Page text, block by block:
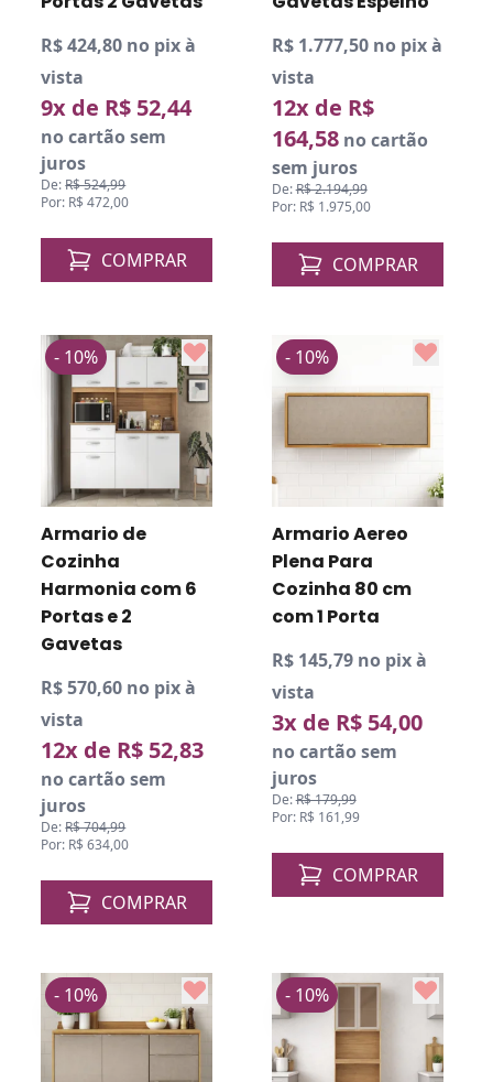
R$ 424,80 no pix à
vista
9x de R$ 52,44
no cartão sem
juros
De:R$ 524,99
Por: R$ 472,00
COMPRAR
R$ 1.777,50 no pix à
vista
12x de R$
164,58no cartão
sem juros
De:R$ 2.194,99
Por: R$ 1.975,00
COMPRAR
Armario de
Cozinha
Harmonia com 6
Portas e 2
Gavetas
R$ 570,60 no pix à
vista
12x de R$ 52,83
no cartão sem
juros
De:R$ 704,99
Por: R$ 634,00
- 10%
COMPRAR
Armario Aereo
Plena Para
Cozinha 80 cm
com 1 Porta
R$ 145,79 no pix à
vista
3x de R$ 54,00
no cartão sem
juros
De:R$ 179,99
Por: R$ 161,99
- 10%
COMPRAR
- 10% - 10%